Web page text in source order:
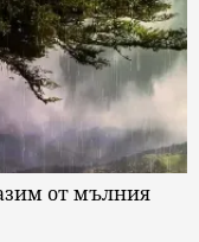
от мълния